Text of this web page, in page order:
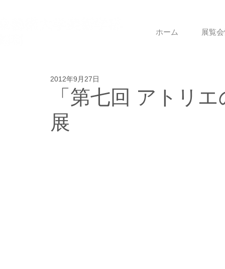
ホーム 展覧
「第七回 アトリ
展
2012年9月27日